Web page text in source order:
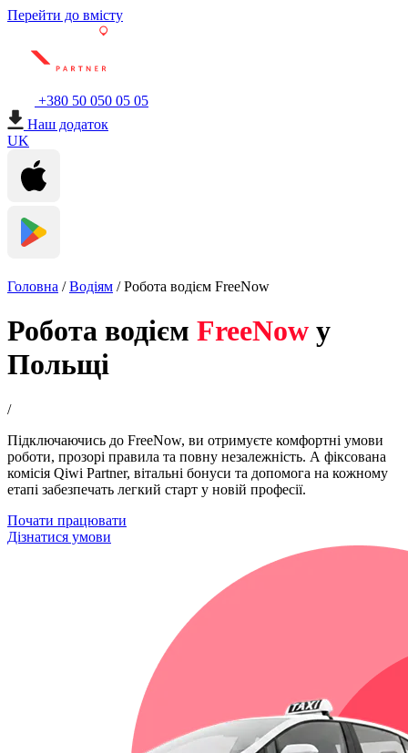
Перейти до вмісту
+380 50 050 05 05
Наш додаток
UK
Головна /Водіям /Робота водієм FreeNow
Робота водієм FreeNow у
Польщі
/
Підключаючись до FreeNow, ви отримуєте комфортні умови
роботи, прозорі правила та повну незалежність. А фіксована
комісія Qiwi Partner, вітальні бонуси та допомога на кожному
етапі забезпечать легкий старт у новій професії.
Почати працювати
Дізнатися умови